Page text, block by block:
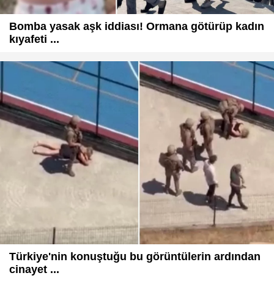
Bomba yasak aşk iddiası! Ormana götürüp kadın
kıyafeti ...
Türkiye'nin konuştuğu bu görüntülerin ardından
cinayet ...